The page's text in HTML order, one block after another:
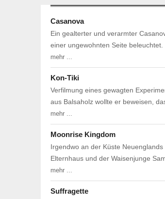
Casanova
Ein gealterter und verarmter
einer ungewohnten Seite
mehr ...
Kon-Tiki
Verfilmung eines gewagten
aus Balsaholz wollte er beweisen,
mehr ...
Moonrise Kingdom
Irgendwo an der Küste
Elternhaus und der Waisenjunge
mehr ...
Suffragette